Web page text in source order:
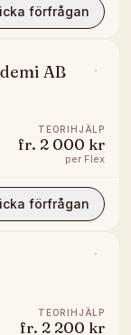
förfrågan
AB
TEORIHJÄLP
fr. 2 000 kr
per Flex
förfrågan
TEORIHJÄLP
fr. 2 200 kr